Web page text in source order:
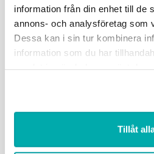
information från din enhet till de
annons- och analysföretag som
Dessa kan i sin tur kombinera
information som du har
Tillåt
Högskolan Dalarna
Oscar Ljungdell
Arv
Den yngre generationen
lätt att bli förblindad av både